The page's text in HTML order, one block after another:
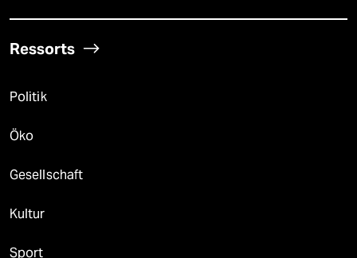
Ressorts
Politik
Öko
Gesellschaft
Kultur
Sport